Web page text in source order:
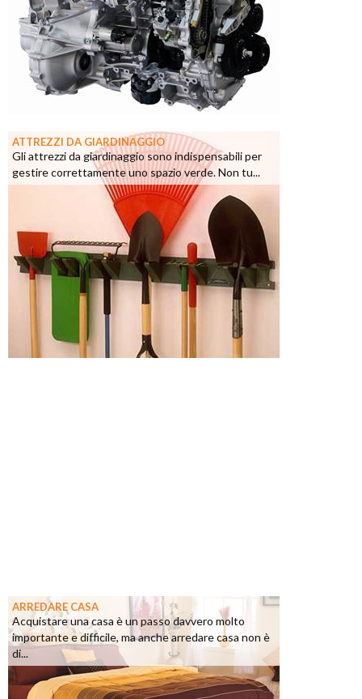
ATTREZZI DA GIARDINAGGIO
Gli attrezzi da giardinaggio sono indispensabili per
gestire correttamente uno spazio verde. Non tu...
ARREDARE CASA
Acquistare una casa è un passo davvero molto
importante e difficile, ma anche arredare casa non è
di...